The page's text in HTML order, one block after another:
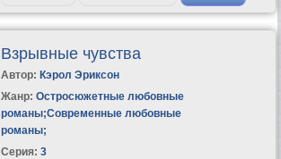
Взрывные чувства
Автор: Кэрол Эриксон
Жанр: Остросюжетные любовные
романы;Современные любовные
романы;
Серия: 3